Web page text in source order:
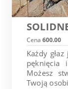
Cena 600.00
Każdy
pęknięcia
Możesz
Twoją